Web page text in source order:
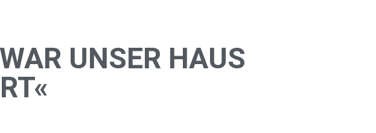
UNSER HAUS